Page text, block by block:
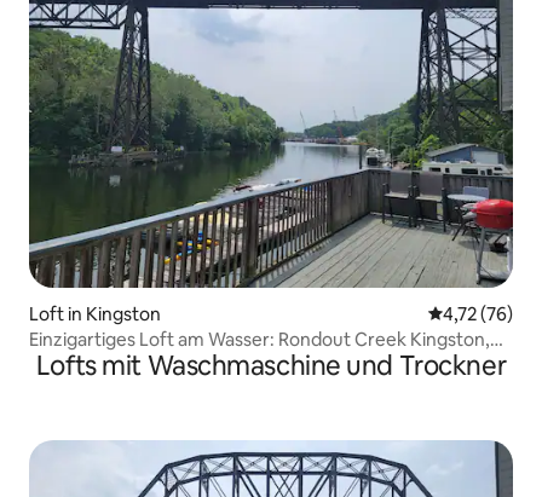
Loft in Kingston
4,72 (76)
Einzigartiges Loft am Wasser: Rondout Creek Kingston,
NY
Lofts mit Waschmaschine und Trockner